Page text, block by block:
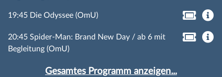
19:45 Die Odyssee (OmU)
20:45 Spider-Man: Brand New Day / ab 6 mit
Begleitung (OmU)
Gesamtes Programm anzeigen...